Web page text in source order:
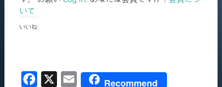
いて
いいね:
F
X
E
Recommend